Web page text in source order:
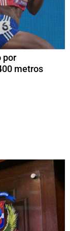
por
metros